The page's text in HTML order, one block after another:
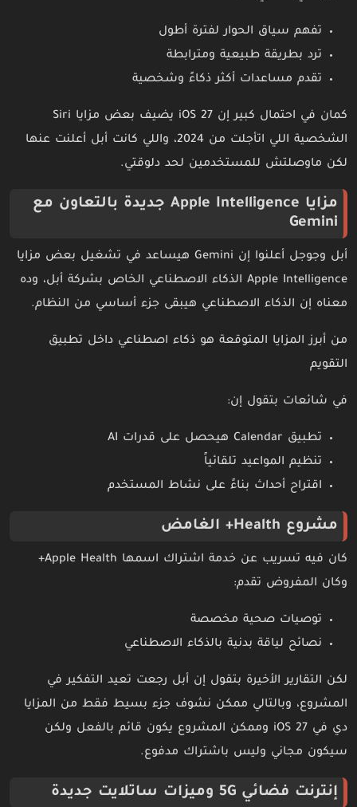
تفهم سياق الحوار لفترة أطول
ترد بطريقة طبيعية ومترابطة
تقدم مساعدات أكثر ذكاءً وشخصية
كمان في احتمال كبير إن iOS 27 يضيف بعض مزايا Siri
الشخصية اللي اتأجلت من 2024، واللي كانت أبل أعلنت عنها
لكن ماوصلتش للمستخدمين لحد دلوقتي.
مزايا Apple Intelligence جديدة بالتعاون مع
Gemini
أبل وجوجل أعلنوا إن Gemini هيساعد في تشغيل بعض مزايا
Apple Intelligence الذكاء الاصطناعي الخاص بشركة أبل، وده
معناه إن الذكاء الاصطناعي هيبقى جزء أساسي من النظام.
من أبرز المزايا المتوقعة هو ذكاء اصطناعي داخل تطبيق
التقويم
في شائعات بتقول إن:
تطبيق Calendar هيحصل على قدرات AI
تنظيم المواعيد تلقائياً
اقتراح أحداث بناءً على نشاط المستخدم
مشروع Health+ الغامض
كان فيه تسريب عن خدمة اشتراك اسمها Apple Health+
وكان المفروض تقدم:
توصيات صحية مخصصة
نصائح لياقة بدنية بالذكاء الاصطناعي
لكن التقارير الأخيرة بتقول إن أبل رجعت تعيد التفكير في
المشروع، وبالتالي ممكن نشوف جزء بسيط فقط من المزايا
دي في iOS 27 وممكن المشروع يكون قائم بالفعل ولكن
سيكون مجاني وليس باشتراك مدفوع.
إنترنت فضائي 5G وميزات ساتلايت جديدة